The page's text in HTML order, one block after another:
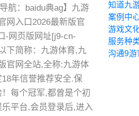
航：baidu典ag】九游
网入口2026最新版官
-网页版网址[j9-cn-
下简称：九游体育,九
官网全站,全称:九游体
年信誉推荐安全.保
！每个冠军,都曾是个初
平台,会员登录后,进入
知道九
案例中
游戏文
服务种
沟通9游